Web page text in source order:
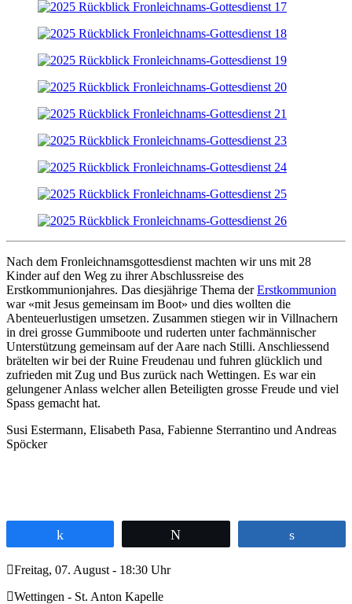
Nach dem Fronleichnamsgottesdienst machten wir uns mit 28
Kinder auf den Weg zu ihrer Abschlussreise des
Erstkommunionjahres. Das diesjährige Thema derErstkommunion
war «mit Jesus gemeinsam im Boot» und dies wollten die
Abenteuerlustigen umsetzen. Zusammen stiegen wir in Villnachern
in drei grosse Gummiboote und ruderten unter fachmännischer
Unterstützung gemeinsam auf der Aare nach Stilli. Anschliessend
brätelten wir bei der Ruine Freudenau und fuhren glücklich und
zufrieden mit Zug und Bus zurück nach Wettingen. Es war ein
gelungener Anlass welcher allen Beteiligten grosse Freude und viel
Spass gemacht hat.
Susi Estermann, Elisabeth Pasa, Fabienne Sterrantino und Andreas
Spöcker
Freitag, 07. August - 18:30 Uhr
Wettingen - St. Anton Kapelle